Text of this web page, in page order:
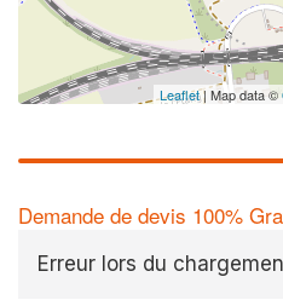
Leaflet| Map data ©
Demande de devis 100%
Erreur lors du